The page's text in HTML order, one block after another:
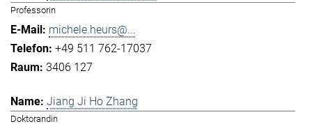
Professorin
michele.heurs@...
+49 511 762-17037
3406 127
Jiang Ji Ho Zhang
Doktorandin